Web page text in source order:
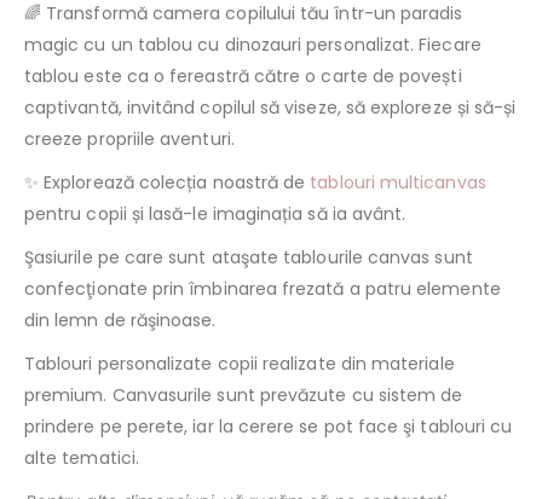
🌈 Transformă camera copilului tău într-un paradis
magic cu un tablou cu dinozauri personalizat. Fiecare
tablou este ca o fereastră către o carte de povești
captivantă, invitând copilul să viseze, să exploreze și să-și
creeze propriile aventuri.
✨ Explorează colecția noastră de tablouri multicanvas
pentru copii și lasă-le imaginația să ia avânt.
Şasiurile pe care sunt ataşate tablourile canvas sunt
confecţionate prin îmbinarea frezată a patru elemente
din lemn de răşinoase.
Tablouri personalizate copii realizate din materiale
premium. Canvasurile sunt prevăzute cu sistem de
prindere pe perete, iar la cerere se pot face şi tablouri cu
alte tematici.